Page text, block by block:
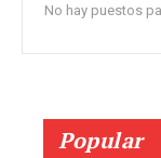
No hay puestos
Popular